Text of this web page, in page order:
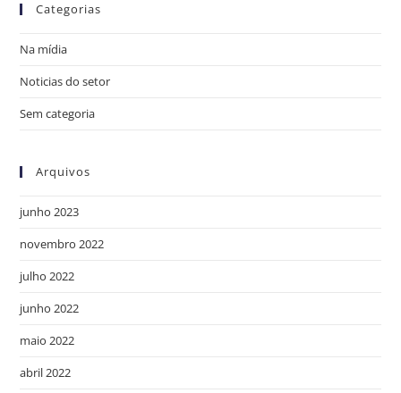
Categorias
Na mídia
Noticias do setor
Sem categoria
Arquivos
junho 2023
novembro 2022
julho 2022
junho 2022
maio 2022
abril 2022